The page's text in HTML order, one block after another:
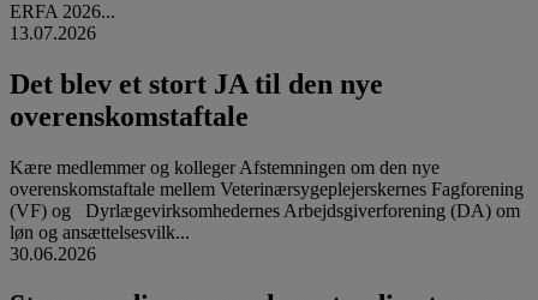
ERFA 2026...
13.07.2026
Det blev et stort JA til den nye
overenskomstaftale
Kære medlemmer og kolleger Afstemningen om den nye
overenskomstaftale mellem Veterinærsygeplejerskernes Fagforening
(VF) og Dyrlægevirksomhedernes Arbejdsgiverforening (DA) om
løn og ansættelsesvilk...
30.06.2026